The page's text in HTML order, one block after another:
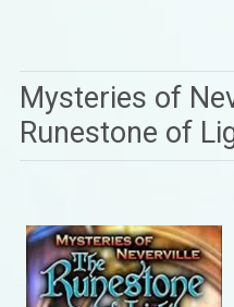
Mysteries of
Runestone of